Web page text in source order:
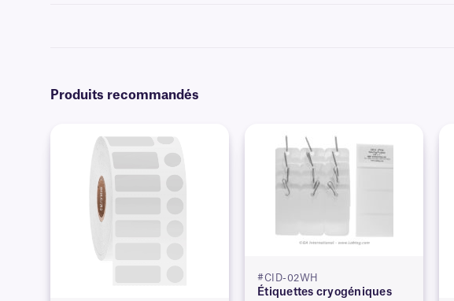
Produits recommandés
#CID-02WH
Étiquettes cryogéniques